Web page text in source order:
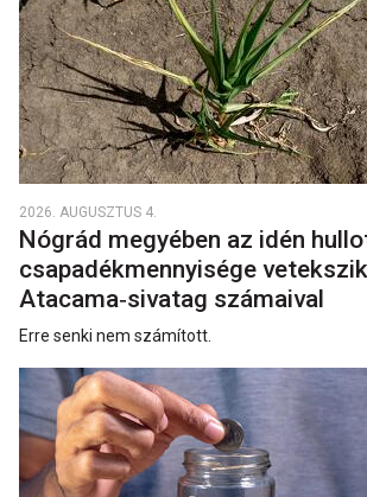
2026. AUGUSZTUS 4.
Nógrád megyében az idén
csapadékmennyisége
Atacama‑sivatag számaival
Erre senki nem számított.